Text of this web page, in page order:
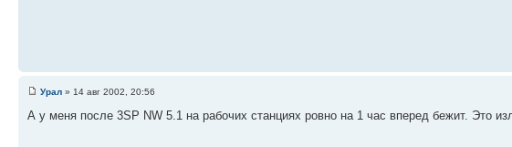
Урал » 14 авг 2002, 20:56
А у меня после 3SP NW 5.1 на рабочих станциях ровно на 1 час вперед бежит. Это